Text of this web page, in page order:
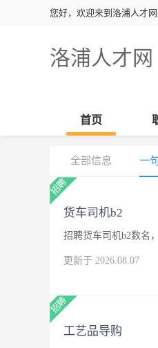
您好，欢迎来到洛浦人才网
洛浦人才网
首页
全部信息 一
货车司机b2
招聘货车司机b2数名
更新于 2026.08.07
工艺品导购